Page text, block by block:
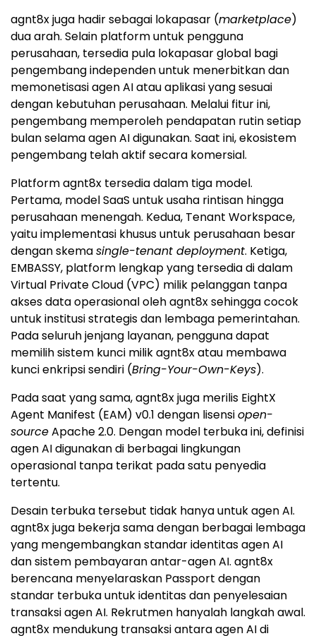
agnt8x juga hadir sebagai lokapasar (marketplace)
dua arah. Selain platform untuk pengguna
perusahaan, tersedia pula lokapasar global bagi
pengembang independen untuk menerbitkan dan
memonetisasi agen AI atau aplikasi yang sesuai
dengan kebutuhan perusahaan. Melalui fitur ini,
pengembang memperoleh pendapatan rutin setiap
bulan selama agen AI digunakan. Saat ini, ekosistem
pengembang telah aktif secara komersial.
Platform agnt8x tersedia dalam tiga model.
Pertama, model SaaS untuk usaha rintisan hingga
perusahaan menengah. Kedua, Tenant Workspace,
yaitu implementasi khusus untuk perusahaan besar
dengan skemasingle-tenant deployment. Ketiga,
EMBASSY, platform lengkap yang tersedia di dalam
Virtual Private Cloud (VPC) milik pelanggan tanpa
akses data operasional oleh agnt8x sehingga cocok
untuk institusi strategis dan lembaga pemerintahan.
Pada seluruh jenjang layanan, pengguna dapat
memilih sistem kunci milik agnt8x atau membawa
kunci enkripsi sendiri (Bring-Your-Own-Keys).
Pada saat yang sama, agnt8x juga merilis EightX
Agent Manifest (EAM) v0.1 dengan lisensiopen-
sourceApache 2.0. Dengan model terbuka ini, definisi
agen AI digunakan di berbagai lingkungan
operasional tanpa terikat pada satu penyedia
tertentu.
Desain terbuka tersebut tidak hanya untuk agen AI.
agnt8x juga bekerja sama dengan berbagai lembaga
yang mengembangkan standar identitas agen AI
dan sistem pembayaran antar-agen AI. agnt8x
berencana menyelaraskan Passport dengan
standar terbuka untuk identitas dan penyelesaian
transaksi agen AI. Rekrutmen hanyalah langkah awal.
agnt8x mendukung transaksi antara agen AI di